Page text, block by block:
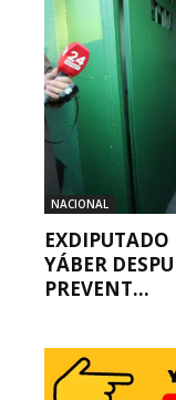
NACIONAL
YÁBER
PREVENT...